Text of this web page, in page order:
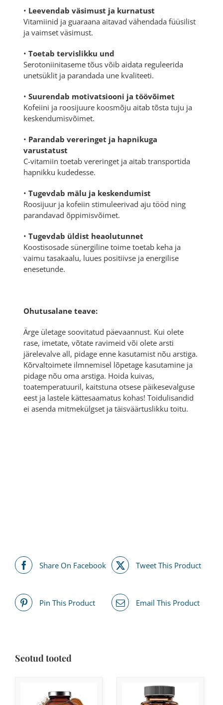
• Leevendab väsimust ja kurnatust
Vitamiinid ja guaraana aitavad vähendada füüsilist
ja vaimset väsimust.
• Toetab tervislikku und
Serotoniinitaseme tõus võib aidata reguleerida
unetsüklit ja parandada une kvaliteeti.
• Suurendab motivatsiooni ja töövõimet
Kofeiini ja roosijuure koosmõju aitab tõsta tuju ja
keskendumisvõimet.
• Parandab vereringet ja hapnikuga
varustatust
C-vitamiin toetab vereringet ja aitab transportida
hapnikku kudedesse.
• Tugevdab mälu ja keskendumist
Roosijuur ja kofeiin stimuleerivad aju tööd ning
parandavad õppimisvõimet.
• Tugevdab üldist heaolutunnet
Koostisosade sünergiline toime toetab keha ja
vaimu tasakaalu, luues positiivse ja energilise
enesetunde.
Ohutusalane teave:
Ärge ületage soovitatud päevaannust. Kui olete
rase, imetate, võtate ravimeid või olete arsti
järelevalve all, pidage enne kasutamist nõu arstiga.
Kõrvaltoimete ilmnemisel lõpetage kasutamine ja
pidage nõu oma arstiga. Hoida kuivas,
toatemperatuuril, kaitstuna otsese päikesevalguse
eest ja lastele kättesaamatus kohas! Toidulisandid
ei asenda mitmekülgset ja täisväärtuslikku toitu.
Share On Facebook Tweet This Product
Pin This Product Email This Product
Seotud tooted